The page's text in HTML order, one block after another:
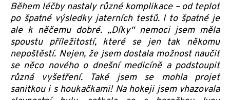
Během léčby nastaly různé komplikace – od teplot
po špatné výsledky jaterních testů. I to špatné je
ale k něčemu dobré. „Díky“ nemoci jsem měla
spoustu příležitostí, které se jen tak někomu
nepoštěstí. Nejen, že jsem dostala možnost naučit
se něco nového o dnešní medicíně a podstoupit
různá vyšetření. Také jsem se mohla projet
sanitkou i s houkačkami! Na hokeji jsem vhazovala